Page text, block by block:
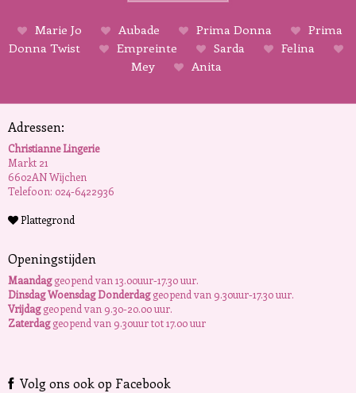
Marie Jo Aubade Prima Donna
Prima
Donna Twist
Empreinte Sarda
Felina
Mey
Anita
Adressen:
Christianne Lingerie
Markt 21
6602AN Wijchen
Telefoon: 024-6422936
Plattegrond
Openingstijden
Maandaggeopend van 13.00uur-17.30 uur.
Dinsdag Woensdag Donderdaggeopend van 9.30uur-17.30 uur.
Vrijdaggeopend van 9.30-20.00 uur.
Zaterdaggeopend van 9.30uur tot 17.00 uur
Volg ons ook op Facebook